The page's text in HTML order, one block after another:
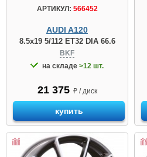
АРТИКУЛ: 566452
AUDI A120
8.5x19 5/112 ET32 DIA 66.6
BKF
на складе >12 шт.
21 375 ₽ / диск
купить